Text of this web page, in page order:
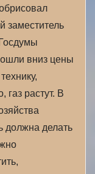
заместитель
вниз цены
газ растут. В
должна делать